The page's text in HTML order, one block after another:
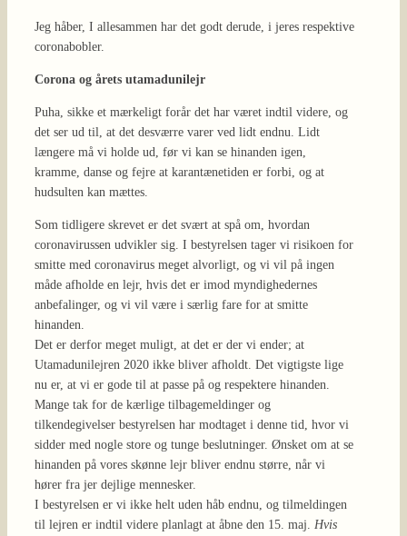
Jeg håber, I allesammen har det godt derude, i jeres respektive
coronabobler.
Corona og årets utamadunilejr
Puha, sikke et mærkeligt forår det har været indtil videre, og
det ser ud til, at det desværre varer ved lidt endnu. Lidt
længere må vi holde ud, før vi kan se hinanden igen,
kramme, danse og fejre at karantænetiden er forbi, og at
hudsulten kan mættes.
Som tidligere skrevet er det svært at spå om, hvordan
coronavirussen udvikler sig. I bestyrelsen tager vi risikoen for
smitte med coronavirus meget alvorligt, og vi vil på ingen
måde afholde en lejr, hvis det er imod myndighedernes
anbefalinger, og vi vil være i særlig fare for at smitte
hinanden.
Det er derfor meget muligt, at det er der vi ender; at
Utamadunilejren 2020 ikke bliver afholdt. Det vigtigste lige
nu er, at vi er gode til at passe på og respektere hinanden.
Mange tak for de kærlige tilbagemeldinger og
tilkendegivelser bestyrelsen har modtaget i denne tid, hvor vi
sidder med nogle store og tunge beslutninger. Ønsket om at se
hinanden på vores skønne lejr bliver endnu større, når vi
hører fra jer dejlige mennesker.
I bestyrelsen er vi ikke helt uden håb endnu, og tilmeldingen
til lejren er indtil videre planlagt at åbne den 15. maj. Hvis